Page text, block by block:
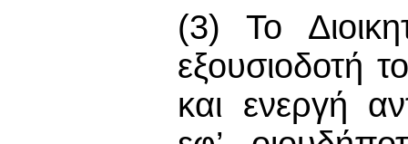
(3) Το
εξουσιοδοτή
και ενεργή